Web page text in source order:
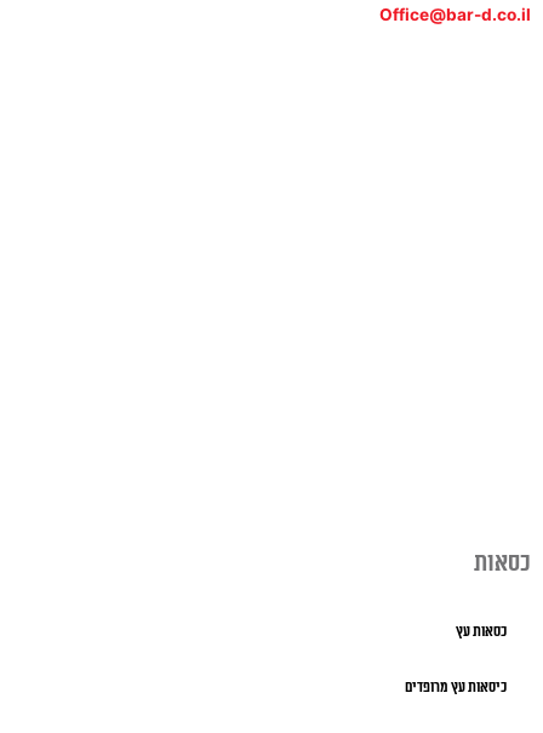
Office@bar-d.co.il
כסאות
כסאות עץ
כיסאות עץ מרופדים